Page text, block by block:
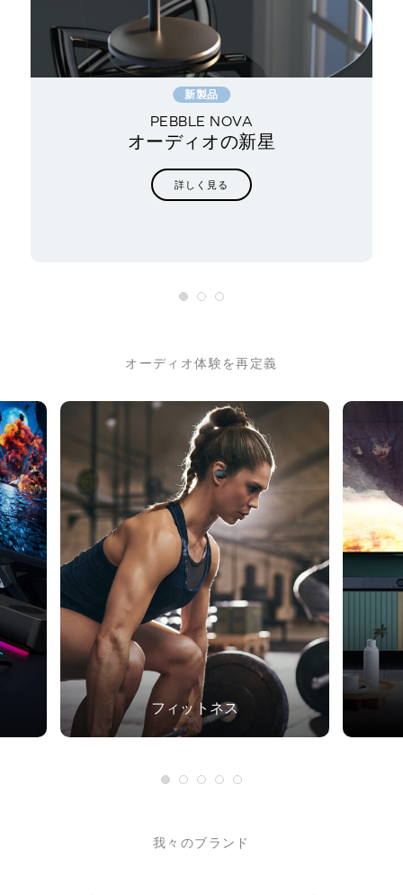
PEBBLE NOVA
オーディオの新星
詳しく見る
新製品
オーディオ体験を再定義
フィットネス
我々のブランド